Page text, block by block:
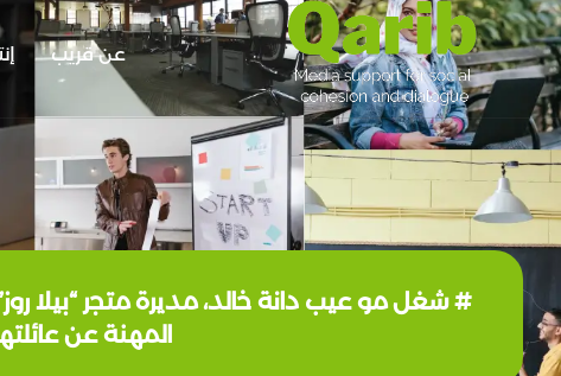
عن قريب
# شغل مو عیب دانة خالد، مديرة متجر “بيلا
المهنة عن عائلتها،